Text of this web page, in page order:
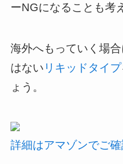
ーNGになることも考
海外へもっていく場
はない リキッドタイプ
ょう。
詳細はアマゾンでご確